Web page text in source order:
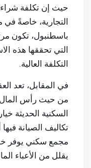
حيث إن تكلفة شراء
التجارية، خاصةً في
باسطنبول، تكون
التي تحققها هذه
التكلفة العالية.
في المقابل، تعد
من حيث رأس المال
السكنية الحديثة
تكاليف الصيانة
مجمع سكني يوفر
يقلل من الأعباء